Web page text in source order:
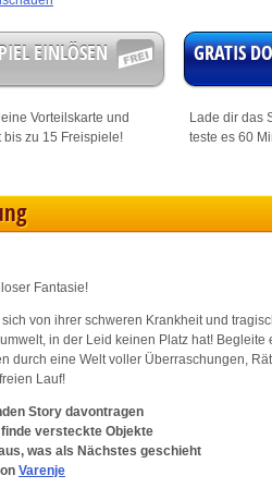
EINLÖSEN
Vorteilskarte und
bis zu 15 Freispiele!
GRATIS
Lade dir das
teste es 60
Fantasie!
von ihrer schweren Krankheit und
in der Leid keinen Platz hat!
durch eine Welt voller Überraschungen,
Lauf!
Story davontragen
versteckte Objekte
was als Nächstes geschieht
Varenje